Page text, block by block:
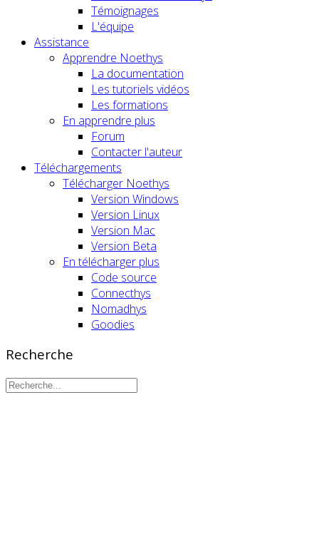
Témoignages
L'équipe
Assistance
Apprendre Noethys
La documentation
Les tutoriels vidéos
Les formations
En apprendre plus
Forum
Contacter l'auteur
Téléchargements
Télécharger Noethys
Version Windows
Version Linux
Version Mac
Version Beta
En télécharger plus
Code source
Connecthys
Nomadhys
Goodies
Recherche